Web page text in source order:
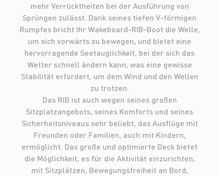
mehr Verrücktheiten bei der Ausführung von
Sprüngen zulässt. Dank seines tiefen V-förmigen
Rumpfes bricht Ihr Wakeboard-RIB-Boot die Welle,
um sich vorwärts zu bewegen, und bietet eine
hervorragende Seetauglichkeit, bei der sich das
Wetter schnell ändern kann, was eine gewisse
Stabilität erfordert, um dem Wind und den Wellen
zu trotzen.
Das RIB ist auch wegen seines großen
Sitzplatzangebots, seines Komforts und seines
Sicherheitsniveaus sehr beliebt, das Ausflüge mit
Freunden oder Familien, auch mit Kindern,
ermöglicht. Das große und optimierte Deck bietet
die Möglichkeit, es für die Aktivität einzurichten,
mit Sitzplätzen, Bewegungsfreiheit an Bord,